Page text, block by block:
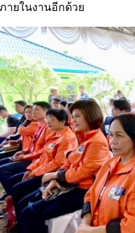
ายในงานอีกด้วย